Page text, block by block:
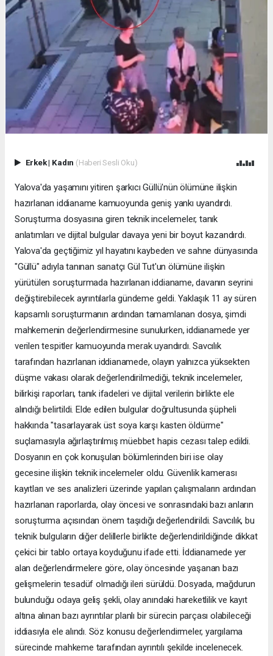
Erkek| Kadın (Haberi Sesli Oku)
Yalova'da yaşamını yitiren şarkıcı Güllü'nün ölümüne ilişkin
hazırlanan iddianame kamuoyunda geniş yankı uyandırdı.
Soruşturma dosyasına giren teknik incelemeler, tanık
anlatımları ve dijital bulgular davaya yeni bir boyut kazandırdı.
Yalova'da geçtiğimiz yıl hayatını kaybeden ve sahne dünyasında
"Güllü" adıyla tanınan sanatçı Gül Tut'un ölümüne ilişkin
yürütülen soruşturmada hazırlanan iddianame, davanın seyrini
değiştirebilecek ayrıntılarla gündeme geldi. Yaklaşık 11 ay süren
kapsamlı soruşturmanın ardından tamamlanan dosya, şimdi
mahkemenin değerlendirmesine sunulurken, iddianamede yer
verilen tespitler kamuoyunda merak uyandırdı. Savcılık
tarafından hazırlanan iddianamede, olayın yalnızca yüksekten
düşme vakası olarak değerlendirilmediği, teknik incelemeler,
bilirkişi raporları, tanık ifadeleri ve dijital verilerin birlikte ele
alındığı belirtildi. Elde edilen bulgular doğrultusunda şüpheli
hakkında "tasarlayarak üst soya karşı kasten öldürme"
suçlamasıyla ağırlaştırılmış müebbet hapis cezası talep edildi.
Dosyanın en çok konuşulan bölümlerinden biri ise olay
gecesine ilişkin teknik incelemeler oldu. Güvenlik kamerası
kayıtları ve ses analizleri üzerinde yapılan çalışmaların ardından
hazırlanan raporlarda, olay öncesi ve sonrasındaki bazı anların
soruşturma açısından önem taşıdığı değerlendirildi. Savcılık, bu
teknik bulguların diğer delillerle birlikte değerlendirildiğinde dikkat
çekici bir tablo ortaya koyduğunu ifade etti. İddianamede yer
alan değerlendirmelere göre, olay öncesinde yaşanan bazı
gelişmelerin tesadüf olmadığı ileri sürüldü. Dosyada, mağdurun
bulunduğu odaya geliş şekli, olay anındaki hareketlilik ve kayıt
altına alınan bazı ayrıntılar planlı bir sürecin parçası olabileceği
iddiasıyla ele alındı. Söz konusu değerlendirmeler, yargılama
sürecinde mahkeme tarafından ayrıntılı şekilde incelenecek.